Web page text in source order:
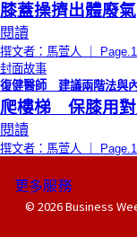
膝蓋操擠出體廢氣
閱讀
撰文者：馬萱人 ｜
封面故事
復健醫師 建議兩階法與
爬樓梯 保膝用
閱讀
撰文者：馬萱人 ｜
更多服務
© 2026 Business